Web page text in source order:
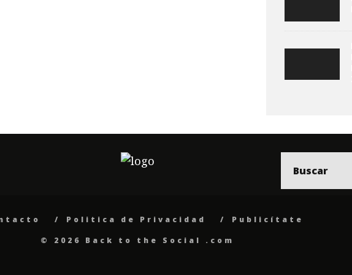
Politica de Privacidad
Publicítate
© 2026 Back to the Social .com